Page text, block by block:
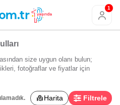
1
size uygun olanı bulun;
fotoğraflar ve fiyatlar için
Harita Filtrele